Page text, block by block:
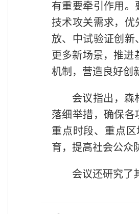
有重要牵引作用
技术攻关需求，
放、中试验证创新
更多新场景，推进
机制，营造良好创
会议指出，森
落细举措，确保
重点时段、重点
育，提高社会公众
会议还研究了